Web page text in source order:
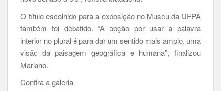
O título escolhido para a exposição no Museu da UFPA
também foi debatido. “A opção por usar a palavra
interior no plural é para dar um sentido mais amplo, uma
visão da paisagem geográfica e humana”, finalizou
Mariano.
Confira a galeria: